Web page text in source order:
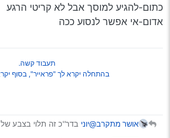
כתום-להגיע למוסך אבל לא קריטי הרגע
אדום-אי אפשר לנסוע ככה
תעבוד קשה.
בהתחלה יקרא לך "פראייר", בסוף
אושר מתקרב@יוני בדר’'כ זה תלוי בצבע של